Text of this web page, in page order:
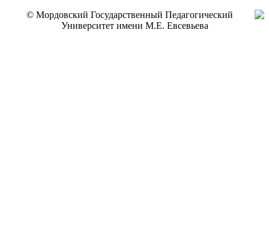
© Мордовский Государственный Педагогический
Университет имени М.Е. Евсевьева